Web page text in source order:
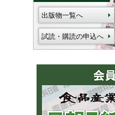
出版物一覧へ
試読・購読の申込へ